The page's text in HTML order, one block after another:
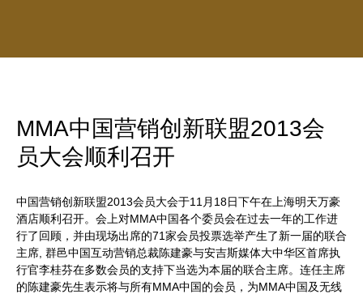
MMA中国营销创新联盟2013会
员大会顺利召开
中国营销创新联盟2013会员大会于11月18日下午在上海明天万豪
酒店顺利召开。会上对MMA中国各个委员会在过去一年的工作进
行了回顾，并由现场出席的71家会员投票选举产生了新一届的联合
主席, 群邑中国互动营销总裁陈建豪与安吉斯媒体大中华区首席执
行官李桂芬在多数会员的支持下当选为本届的联合主席。连任主席
的陈建豪先生表示将与所有MMA中国的会员，为MMA中国及无线